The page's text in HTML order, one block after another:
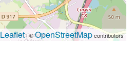
Leaflet| ©OpenStreetMapcontributors